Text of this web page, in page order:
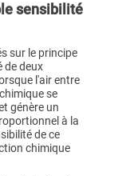
sensibilité
sur le principe
de deux
l'air entre
se
génère un
à la
de ce
chimique